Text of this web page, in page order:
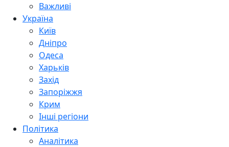
Важливі
Україна
Київ
Дніпро
Одеса
Харьків
Захід
Запоріжжя
Крим
Інші регіони
Політика
Аналітика